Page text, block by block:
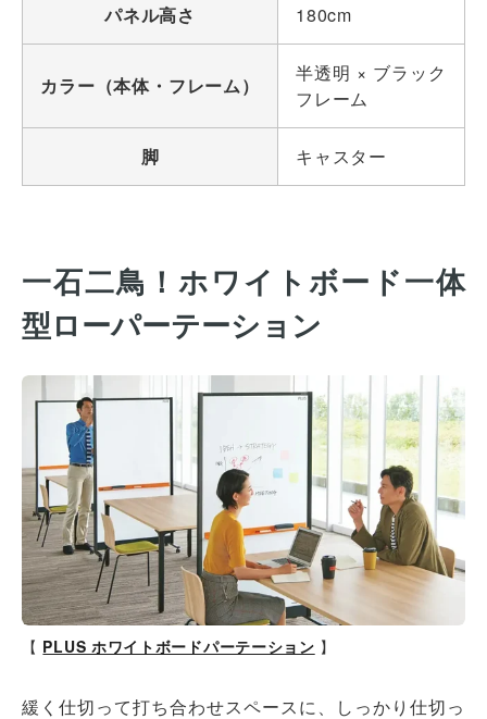
パネル高さ 180cm
カラー（本体・フレーム）
半透明 × ブラック
フレーム
脚 キャスター
一石二鳥！ホワイトボード一体
型ローパーテーション
【 PLUS ホワイトボードパーテーション 】
緩く仕切って打ち合わせスペースに、しっかり仕切っ